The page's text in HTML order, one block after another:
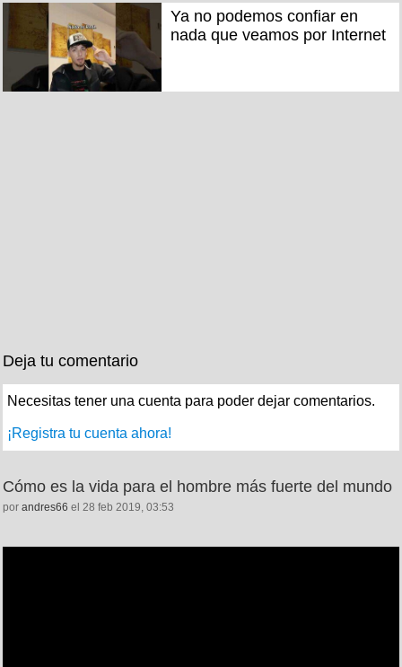
Ya no podemos confiar en
nada que veamos por Internet
Deja tu comentario
Necesitas tener una cuenta para poder dejar comentarios.
¡Registra tu cuenta ahora!
Cómo es la vida para el hombre más fuerte del mundo
por andres66 el 28 feb 2019, 03:53